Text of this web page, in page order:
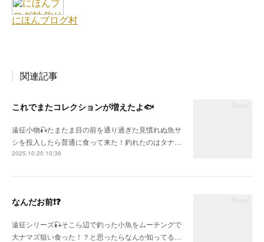
関連記事
これでまたコレクションが増えたよ🐟
遠征小物🎣たまたま目の前を通り過ぎた見慣れぬ魚サ
シを投入したら普通に食って来た！釣れたのはタナ…
2025.10.20 10:36
なんだお前❗❓
遠征シリーズ🎣そこら辺で釣った小魚をムーチングで
大ナマズ狙い食った！？と思ったらなんか知ってる…